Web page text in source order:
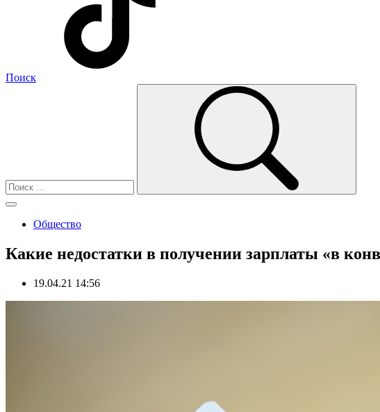
Поиск
Общество
Какие недостатки в получении зарплаты «в
19.04.21 14:56